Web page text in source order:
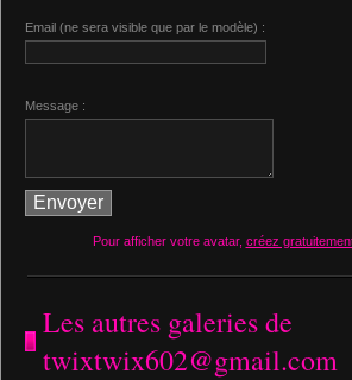
Email (ne sera visible que par le modèle) :
Message :
Pour afficher votre avatar, créez
Les autres galeries de
twixtwix602@gmail.com